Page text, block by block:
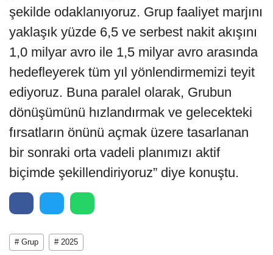
şekilde odaklanıyoruz. Grup faaliyet marjını
yaklaşık yüzde 6,5 ve serbest nakit akışını
1,0 milyar avro ile 1,5 milyar avro arasında
hedefleyerek tüm yıl yönlendirmemizi teyit
ediyoruz. Buna paralel olarak, Grubun
dönüşümünü hızlandırmak ve gelecekteki
fırsatların önünü açmak üzere tasarlanan
bir sonraki orta vadeli planımızı aktif
biçimde şekillendiriyoruz” diye konuştu.
# Grup # 2025